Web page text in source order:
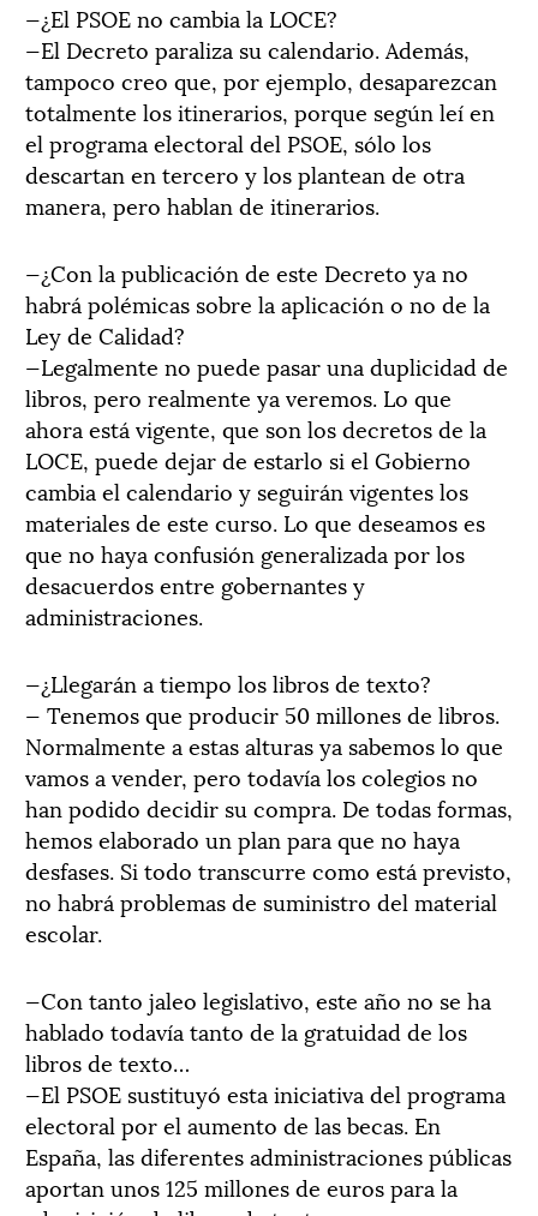
—¿El PSOE no cambia la LOCE?
—El Decreto paraliza su calendario. Además,
tampoco creo que, por ejemplo, desaparezcan
totalmente los itinerarios, porque según leí en
el programa electoral del PSOE, sólo los
descartan en tercero y los plantean de otra
manera, pero hablan de itinerarios.
—¿Con la publicación de este Decreto ya no
habrá polémicas sobre la aplicación o no de la
Ley de Calidad?
—Legalmente no puede pasar una duplicidad de
libros, pero realmente ya veremos. Lo que
ahora está vigente, que son los decretos de la
LOCE, puede dejar de estarlo si el Gobierno
cambia el calendario y seguirán vigentes los
materiales de este curso. Lo que deseamos es
que no haya confusión generalizada por los
desacuerdos entre gobernantes y
administraciones.
—¿Llegarán a tiempo los libros de texto?
— Tenemos que producir 50 millones de libros.
Normalmente a estas alturas ya sabemos lo que
vamos a vender, pero todavía los colegios no
han podido decidir su compra. De todas formas,
hemos elaborado un plan para que no haya
desfases. Si todo transcurre como está previsto,
no habrá problemas de suministro del material
escolar.
—Con tanto jaleo legislativo, este año no se ha
hablado todavía tanto de la gratuidad de los
libros de texto…
—El PSOE sustituyó esta iniciativa del programa
electoral por el aumento de las becas. En
España, las diferentes administraciones públicas
aportan unos 125 millones de euros para la